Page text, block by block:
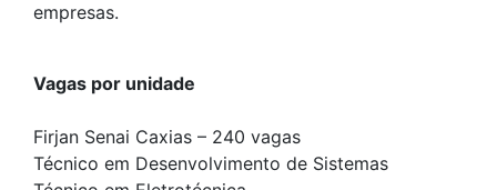
empresas.
Vagas por unidade
Firjan Senai Caxias – 240 vagas
Técnico em Desenvolvimento de Sistemas